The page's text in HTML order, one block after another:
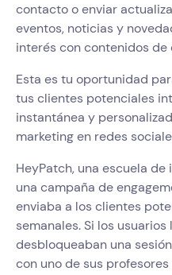
contacto o enviar
eventos, noticias y
interés con contenidos de
Esta es tu oportunidad
tus clientes potenciales
instantánea y
marketing en redes
HeyPatch, una escuela
una campaña de
enviaba a los clientes
semanales. Si los
desbloqueaban una
con uno de sus profesores